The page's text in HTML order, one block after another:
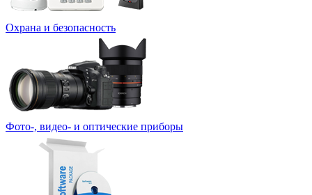
Охрана и безопасность
Фото-, видео- и оптические приборы